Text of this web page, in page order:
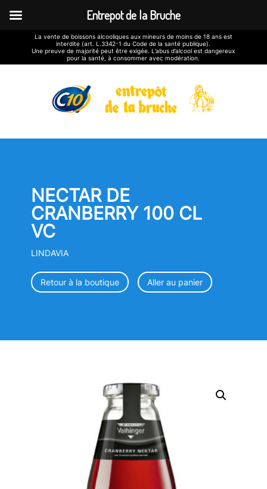
La vente de boissons alcooliques aux mineurs de moins de 18 ans est
interdite (art. L.3342-1 du Code de la santé publique).
Une preuve de majorité peut être exigée. L’abus d’alcool est dangereux
pour la santé, à consommer avec modération.
NECTAR DE
CRANBERRY 100 CL
VC
LINDAVIA
Retour à la boutique Aller au panier
Entrepot de la Bruche